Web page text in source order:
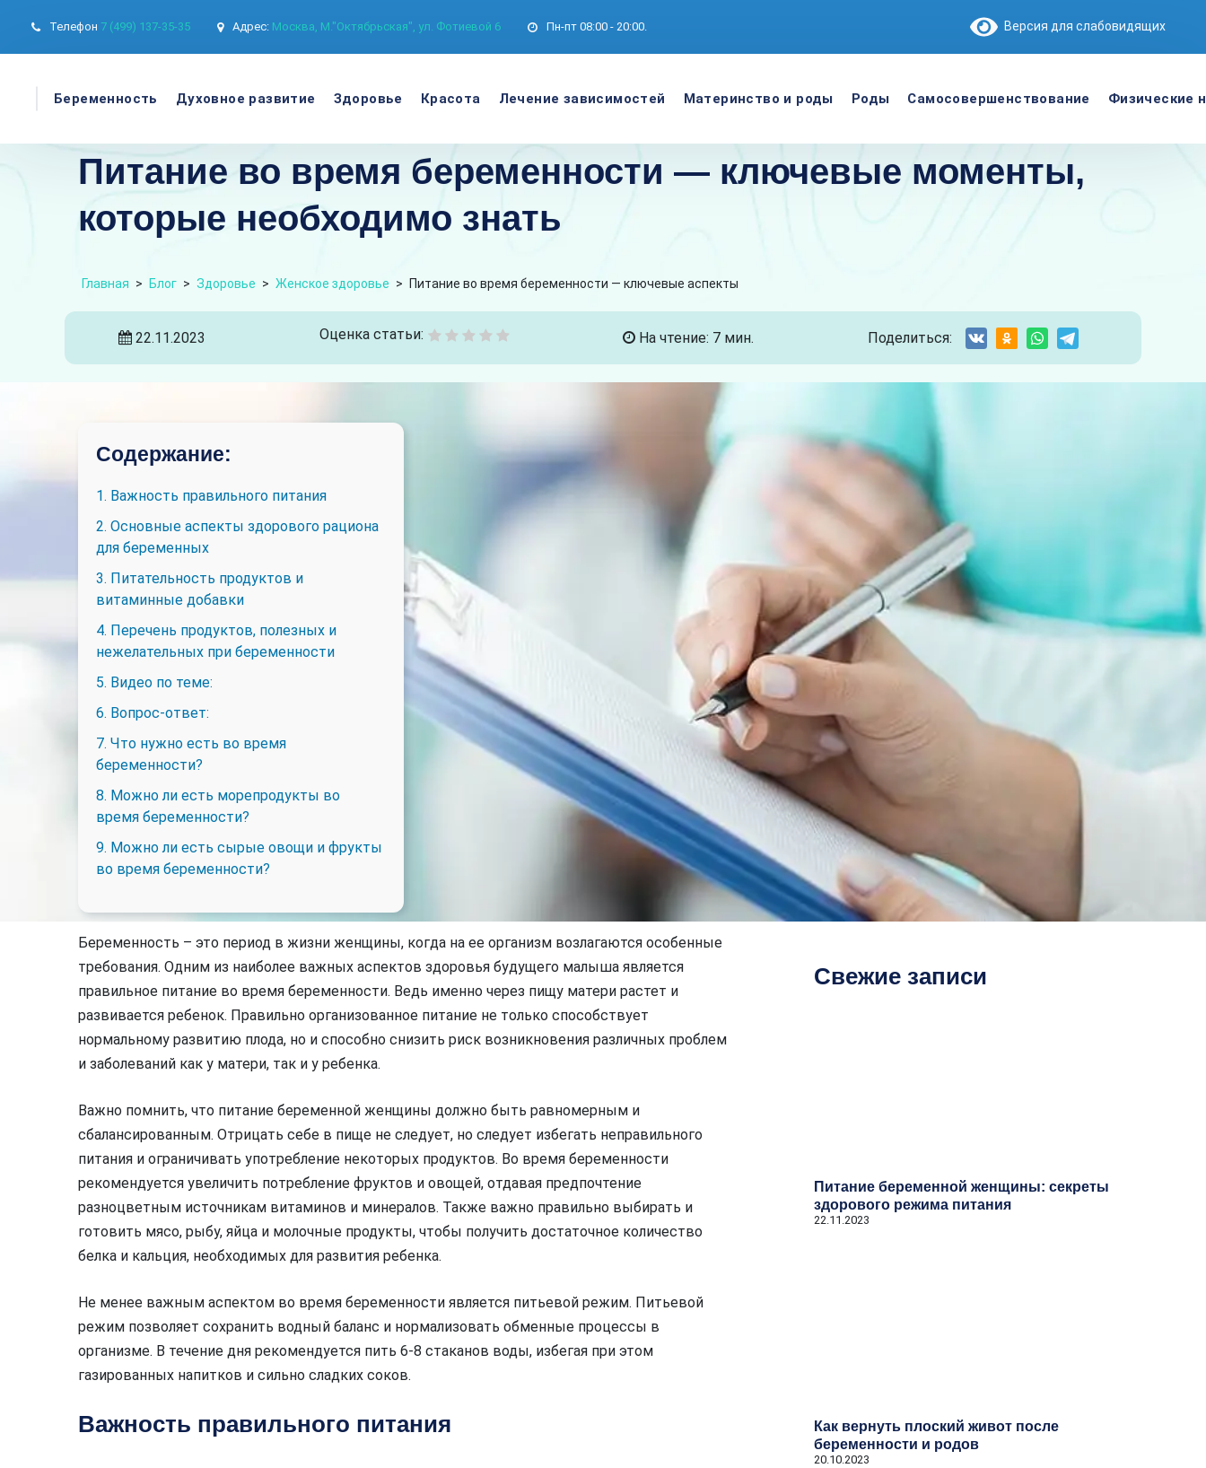
Телефон 7 (499) 137-35-35 Адрес: Москва, М."Октябрьская", ул. Фотиевой 6 Пн-пт 08:00 - 20:00. Версия для слабовидящих
Беременность Духовное развитие Здоровье Красота Лечение зависимостей Материнство и роды Роды Самосовершенствование Физические
Питание во время беременности — ключевые моменты,
которые необходимо знать
Главная > Блог > Здоровье > Женское здоровье > Питание во время беременности — ключевые аспекты
22.11.2023 Оценка статьи: На чтение: 7 мин. Поделиться:
Содержание:
1. Важность правильного питания
2. Основные аспекты здорового рациона
для беременных
3. Питательность продуктов и
витаминные добавки
4. Перечень продуктов, полезных и
нежелательных при беременности
5. Видео по теме:
6. Вопрос-ответ:
7. Что нужно есть во время
беременности?
8. Можно ли есть морепродукты во
время беременности?
9. Можно ли есть сырые овощи и фрукты
во время беременности?
Беременность – это период в жизни женщины, когда на ее организм возлагаются особенные
требования. Одним из наиболее важных аспектов здоровья будущего малыша является
правильное питание во время беременности. Ведь именно через пищу матери растет и
развивается ребенок. Правильно организованное питание не только способствует
нормальному развитию плода, но и способно снизить риск возникновения различных проблем
и заболеваний как у матери, так и у ребенка.
Важно помнить, что питание беременной женщины должно быть равномерным и
сбалансированным. Отрицать себе в пище не следует, но следует избегать неправильного
питания и ограничивать употребление некоторых продуктов. Во время беременности
рекомендуется увеличить потребление фруктов и овощей, отдавая предпочтение
разноцветным источникам витаминов и минералов. Также важно правильно выбирать и
готовить мясо, рыбу, яйца и молочные продукты, чтобы получить достаточное количество
белка и кальция, необходимых для развития ребенка.
Не менее важным аспектом во время беременности является питьевой режим. Питьевой
режим позволяет сохранить водный баланс и нормализовать обменные процессы в
организме. В течение дня рекомендуется пить 6-8 стаканов воды, избегая при этом
газированных напитков и сильно сладких соков.
Важность правильного питания
Свежие записи
Питание беременной женщины: секреты
здорового режима питания
22.11.2023
Как вернуть плоский живот после
беременности и родов
20.10.2023